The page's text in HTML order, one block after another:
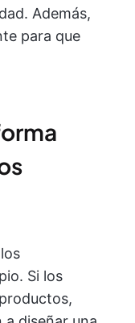
Además,
para que
Si los